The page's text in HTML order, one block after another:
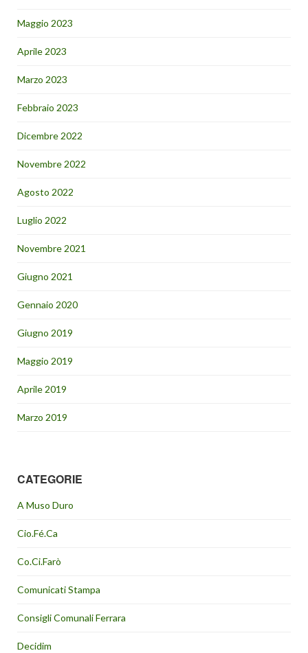
Maggio 2023
Aprile 2023
Marzo 2023
Febbraio 2023
Dicembre 2022
Novembre 2022
Agosto 2022
Luglio 2022
Novembre 2021
Giugno 2021
Gennaio 2020
Giugno 2019
Maggio 2019
Aprile 2019
Marzo 2019
CATEGORIE
A Muso Duro
Cio.Fé.Ca
Co.Ci.Farò
Comunicati Stampa
Consigli Comunali Ferrara
Decidim